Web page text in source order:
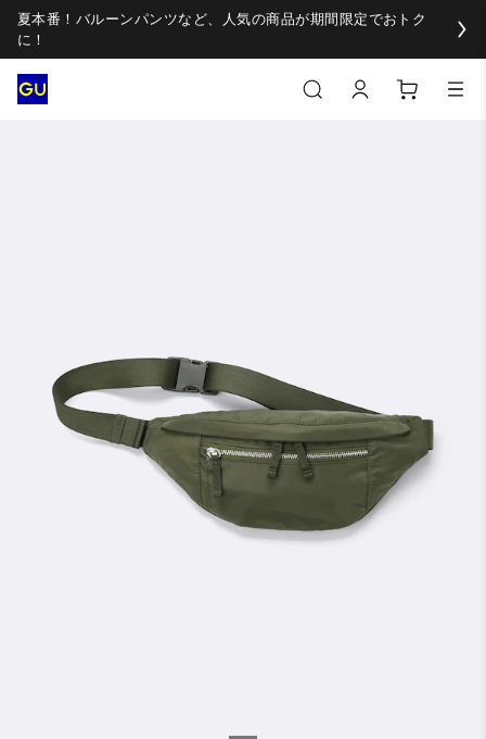
夏本番！バルーンパンツなど、人気の商品が期間限定でおトク
に！